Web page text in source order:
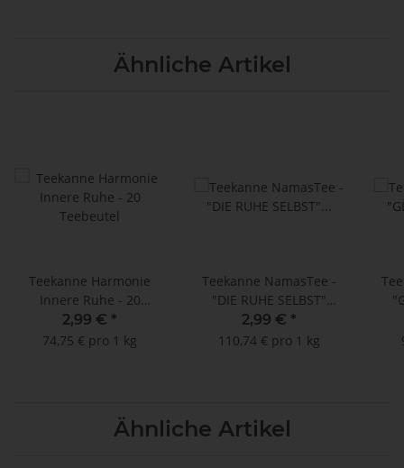
Ähnliche Artikel
Teekanne Harmonie
Innere Ruhe - 20
Teebeutel
2,99 € *
74,75 € pro 1 kg
Teekanne NamasTee -
"DIE RUHE SELBST"
Ayurvedische Mischung
- 15 Teebeutel à 1,8 g
2,99 € *
110,74 € pro 1 kg
Ähnliche Artikel